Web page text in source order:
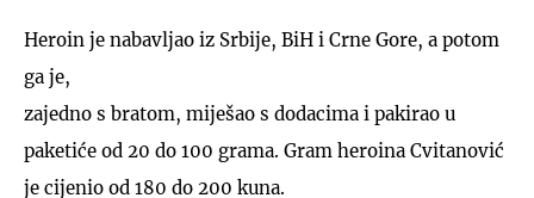
Heroin je nabavljao iz Srbije, BiH i Crne Gore, a potom
ga je,
zajedno s bratom, miješao s dodacima i pakirao u
paketiće od 20 do 100 grama. Gram heroina Cvitanović
je cijenio od 180 do 200 kuna.